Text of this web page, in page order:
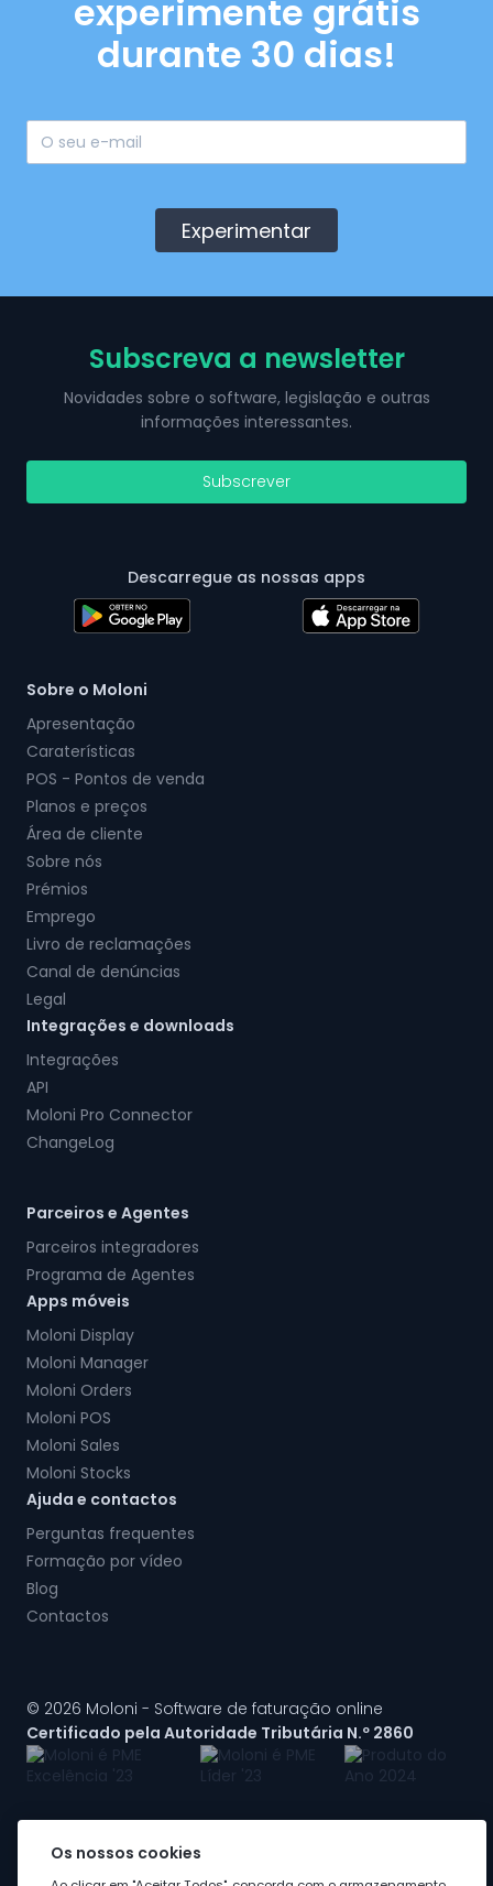
experimente grátis
durante 30 dias!
Experimentar
Subscreva a newsletter
Novidades sobre o software, legislação e outras
informações interessantes.
Subscrever
Descarregue as nossas apps
Sobre o Moloni
Apresentação
Caraterísticas
POS - Pontos de venda
Planos e preços
Área de cliente
Sobre nós
Prémios
Emprego
Livro de reclamações
Canal de denúncias
Legal
Integrações e downloads
Integrações
API
Moloni Pro Connector
ChangeLog
Parceiros e Agentes
Parceiros integradores
Programa de Agentes
Apps móveis
Moloni Display
Moloni Manager
Moloni Orders
Moloni POS
Moloni Sales
Moloni Stocks
Ajuda e contactos
Perguntas frequentes
Formação por vídeo
Blog
Contactos
© 2026 Moloni - Software de faturação online
Certificado pela Autoridade Tributária N.º 2860
A Moloni faz parte dogrupo Visma
Os nossos cookies